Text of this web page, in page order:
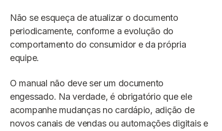
Não se esqueça de atualizar o documento
periodicamente, conforme a evolução do
comportamento do consumidor e da própria
equipe.
O manual não deve ser um documento
engessado. Na verdade, é obrigatório que ele
acompanhe mudanças no cardápio, adição de
novos canais de vendas ou automações digitais e